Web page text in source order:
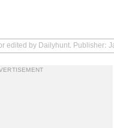
edited by Dailyhunt. Publisher: